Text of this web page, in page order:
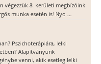
végezzük 8. kerületi megbízóink
munka esetén is! Nyo ...
Pszichoterápiára, lelki
Alapítványunk
venni, akik esetleg lelki